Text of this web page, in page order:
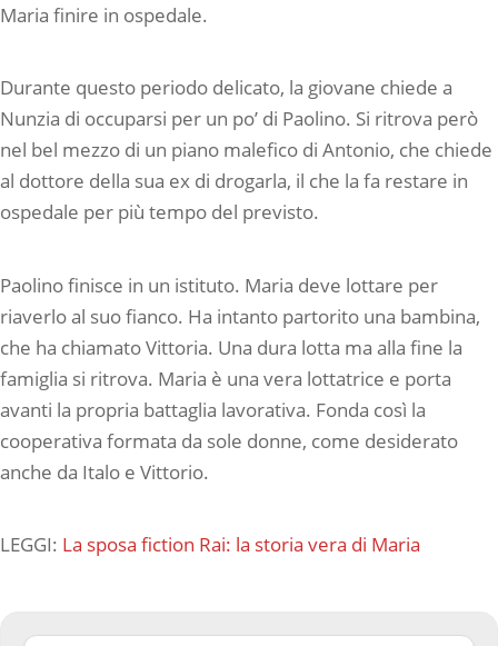
Maria finire in ospedale.
Durante questo periodo delicato, la giovane chiede a
Nunzia di occuparsi per un po’ di Paolino. Si ritrova però
nel bel mezzo di un piano malefico di Antonio, che chiede
al dottore della sua ex di drogarla, il che la fa restare in
ospedale per più tempo del previsto.
Paolino finisce in un istituto. Maria deve lottare per
riaverlo al suo fianco. Ha intanto partorito una bambina,
che ha chiamato Vittoria. Una dura lotta ma alla fine la
famiglia si ritrova. Maria è una vera lottatrice e porta
avanti la propria battaglia lavorativa. Fonda così la
cooperativa formata da sole donne, come desiderato
anche da Italo e Vittorio.
LEGGI: La sposa fiction Rai: la storia vera di Maria